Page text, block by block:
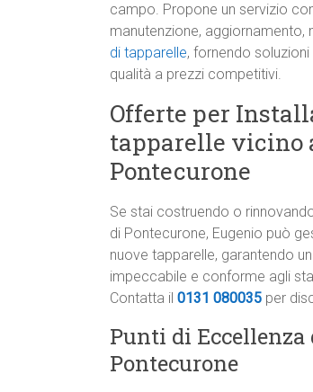
campo. Propone un servizio
manutenzione, aggiornamento,
di tapparelle, fornendo
qualità a prezzi competitivi.
Offerte per
tapparelle vicino
Pontecurone
Se stai costruendo o
di Pontecurone, Eugenio può
nuove tapparelle, garantendo
impeccabile e conforme agli
Contatta il 0131 080035 per
Punti di Eccellenza
Pontecurone